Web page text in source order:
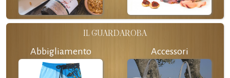
IL GUARDAROBA
Abbigliamento Accessori